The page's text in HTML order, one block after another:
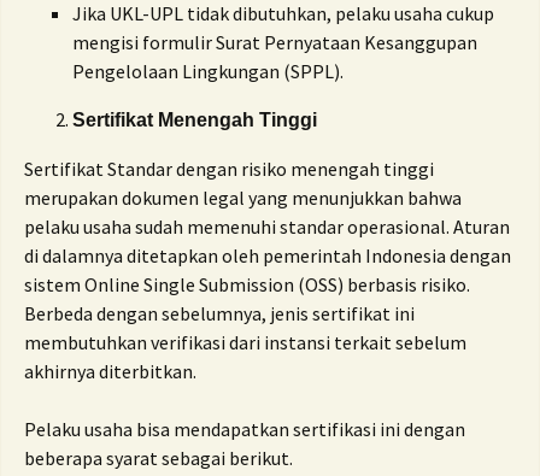
Jika UKL-UPL tidak dibutuhkan, pelaku usaha cukup
mengisi formulir Surat Pernyataan Kesanggupan
Pengelolaan Lingkungan (SPPL).
Sertifikat Menengah Tinggi
Sertifikat Standar dengan risiko menengah tinggi
merupakan dokumen legal yang menunjukkan bahwa
pelaku usaha sudah memenuhi standar operasional. Aturan
di dalamnya ditetapkan oleh pemerintah Indonesia dengan
sistem Online Single Submission (OSS) berbasis risiko.
Berbeda dengan sebelumnya, jenis sertifikat ini
membutuhkan verifikasi dari instansi terkait sebelum
akhirnya diterbitkan.
Pelaku usaha bisa mendapatkan sertifikasi ini dengan
beberapa syarat sebagai berikut.